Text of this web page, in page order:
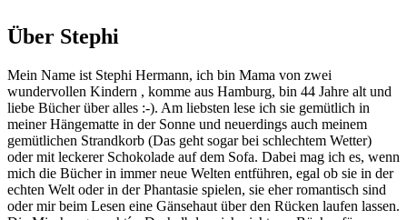
Über Stephi
Mein Name ist Stephi Hermann, ich bin Mama von zwei
wundervollen Kindern , komme aus Hamburg, bin 44 Jahre alt und
liebe Bücher über alles :-). Am liebsten lese ich sie gemütlich in
meiner Hängematte in der Sonne und neuerdings auch meinem
gemütlichen Strandkorb (Das geht sogar bei schlechtem Wetter)
oder mit leckerer Schokolade auf dem Sofa. Dabei mag ich es, wenn
mich die Bücher in immer neue Welten entführen, egal ob sie in der
echten Welt oder in der Phantasie spielen, sie eher romantisch sind
oder mir beim Lesen eine Gänsehaut über den Rücken laufen lassen.